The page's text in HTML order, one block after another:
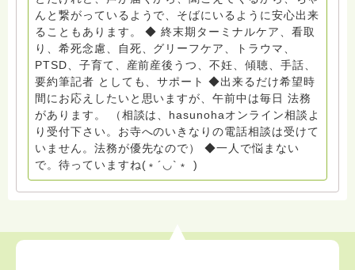
griefcare.tomoshibi@icloud.com ◆GEはしもとサピュ
イエ 所属 （Gender Equity 誰もが自分らしく生きるこ
とができる社会をめざして）DV・女性支援 ◆認定NPO
京都自死自殺相談センターSotto 元グリーフサポート委
員長（2018〜2024） ◆保育士.幼稚園教諭.小学校教諭.
レクリエーションインストラクター.中学校DV授業 10年
間 保育 教育の現場で 総主任として勤めた経験も生かし
つつ、お話できることがあれば 幸いです。 いつも あな
たとともに。南無阿弥陀仏 ここでは、宗旨を問いませ
ん。 まずは、ひとりで抱え込まないで。 来寺お問い合
わせは⬇️こちらから miehimeyo@gmail.com ※時間を割
いて、あなたに向き合っています。 ですので、過去の
いします。 ※個別相談は、hasunohaオンライン相談よ
んと繋がっているようで、そばにいるように安心出来
ることもあります。 ◆ 終末期ターミナルケア、看取
り、希死念慮、自死、グリーフケア、トラウマ、
PTSD、子育て、産前産後うつ、不妊、傾聴、手話、
要約筆記者 としても、サポート ◆出来るだけ希望時
間にお応えしたいと思いますが、午前中は毎日 法務
があります。 （相談は、hasunohaオンライン相談よ
り受付下さい。お寺へのいきなりの電話相談は受けて
いません。法務が優先なので） ◆一人で悩まない
で。待っていますね(﹡´◡`﹡ )